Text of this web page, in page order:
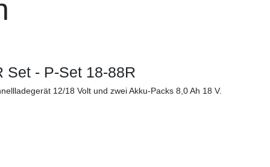
Set - P-Set 18-88R
12/18 Volt und zwei Akku-Packs 8,0 Ah 18 V.